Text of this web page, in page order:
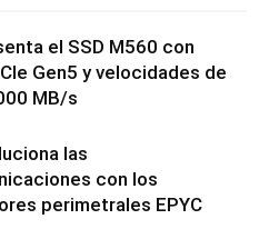
el SSD M560 con
Gen5 y velocidades de
MB/s
las
con los
perimetrales EPYC